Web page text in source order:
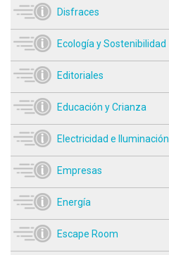
Disfraces
Ecología y Sostenibilidad
Editoriales
Educación y Crianza
Electricidad e Iluminación
Empresas
Energía
Escape Room